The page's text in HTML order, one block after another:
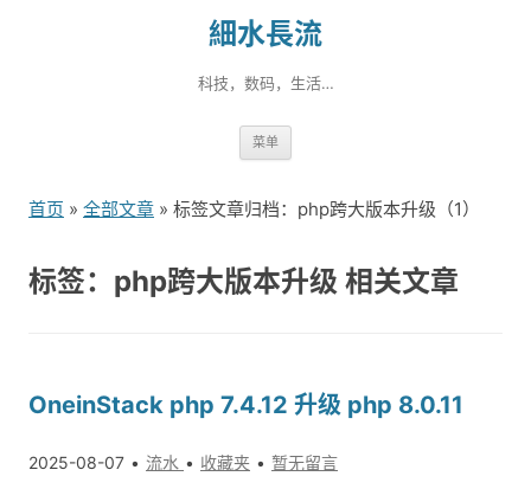
細水長流
科技，数码，生活…
菜单
首页 » 全部文章 » 标签文章归档：php跨大版本升级（1）
标签：php跨大版本升级 相关文章
OneinStack php 7.4.12 升级 php 8.0.11
2025-08-07 流水 收藏夹 暂无留言